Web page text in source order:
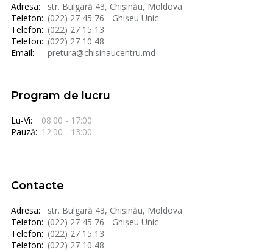
Adresa:
str. Bulgară 43, Chișinău, Moldova
Telefon: (022) 27 45 76 - Ghișeu Unic
Telefon: (022) 27 15 13
Telefon: (022) 27 10 48
Email:
pretura@chisinaucentru.md
Program de lucru
Lu-Vi:
08:00 - 17:00
Pauză: 12:00 - 13:00
Contacte
Adresa:
str. Bulgară 43, Chișinău, Moldova
Telefon: (022) 27 45 76 - Ghișeu Unic
Telefon: (022) 27 15 13
Telefon: (022) 27 10 48